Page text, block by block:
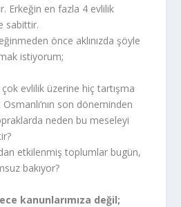
Erkeğin en fazla 4 evlilik
sabittir.
önce aklınızda şöyle
istiyorum;
evlilik üzerine hiç tartışma
son döneminden
neden bu meseleyi
etkilenmiş toplumlar bugün,
bakıyor?
kanunlarımıza değil;